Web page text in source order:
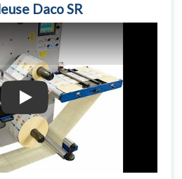
Daco SR
Bobineuse-refendeuse Daco SR